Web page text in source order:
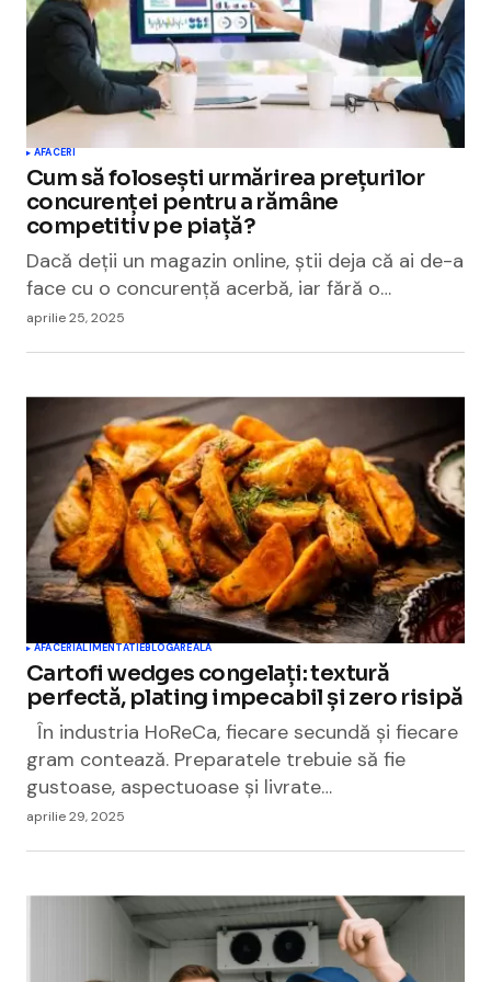
AFACERI
Cum să folosești urmărirea prețurilor
concurenței pentru a rămâne
competitiv pe piață?
Dacă deții un magazin online, știi deja că ai de-a
face cu o concurență acerbă, iar fără o…
aprilie 25, 2025
AFACERIALIMENTATIEBLOGAREALA
Cartofi wedges congelați: textură
perfectă, plating impecabil și zero risipă
În industria HoReCa, fiecare secundă și fiecare
gram contează. Preparatele trebuie să fie
gustoase, aspectuoase și livrate…
aprilie 29, 2025